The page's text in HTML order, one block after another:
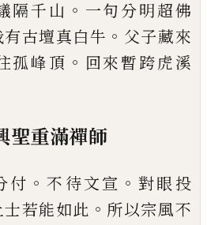
隔千山 。 一句分明超佛
有古壇真白牛 。 父子藏來
孤峰頂 。 回來暫跨虎溪
聖重滿禪師
付 。不待文宣 。對眼 投
士若能如此 。 所以宗風不